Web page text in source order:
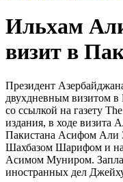
Ильхам
визит в
Президент
двухдневным визитом
со ссылкой на газету
издания, в ходе визита
Пакистана Асифом Али
Шахбазом Шарифом и
Асимом Муниром.
иностранных дел